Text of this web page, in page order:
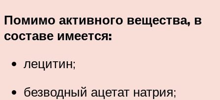
Помимо активного вещества, в
составе имеется:
лецитин;
безводный ацетат натрия;